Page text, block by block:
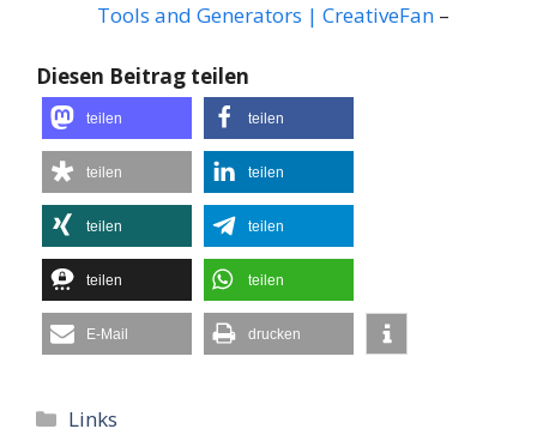
Tools and Generators | CreativeFan –
Diesen Beitrag teilen
teilen teilen
teilen teilen
teilen teilen
teilen teilen
E-Mail drucken
Kategorien
Links